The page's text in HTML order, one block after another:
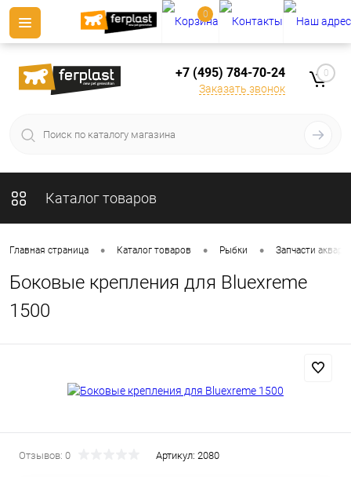
+7 (495) 784-70-24
Заказать звонок
0
Каталог товаров
Главная страница • Каталог товаров • Рыбки • Запчасти
Боковые крепления для Bluexreme
1500
Отзывов: 0 Артикул: 2080
0